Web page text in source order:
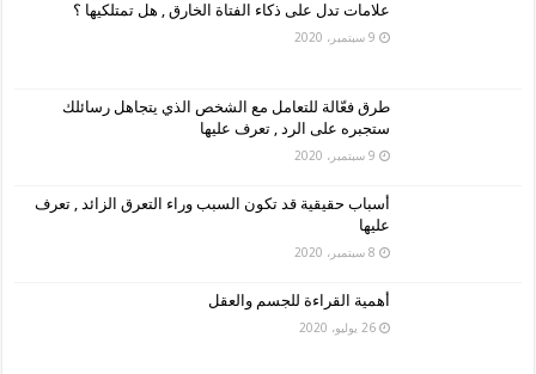
علامات تدل على ذكاء الفتاة الخارق , هل تمتلكيها ؟
9 سبتمبر، 2020
طرق فعّالة للتعامل مع الشخص الذي يتجاهل رسائلك
ستجبره على الرد , تعرف عليها
9 سبتمبر، 2020
أسباب حقيقية قد تكون السبب وراء التعرق الزائد , تعرف
عليها
8 سبتمبر، 2020
أهمية القراءة للجسم والعقل
26 يوليو، 2020